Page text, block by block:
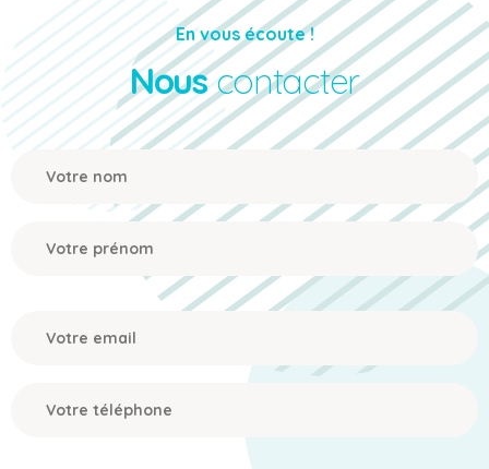
En vous écoute !
Nouscontacter